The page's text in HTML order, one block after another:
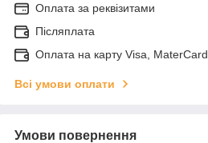
Оплата за реквізитами
Післяплата
Оплата на карту Visa, MaterCard
Всі умови оплати
Умови повернення